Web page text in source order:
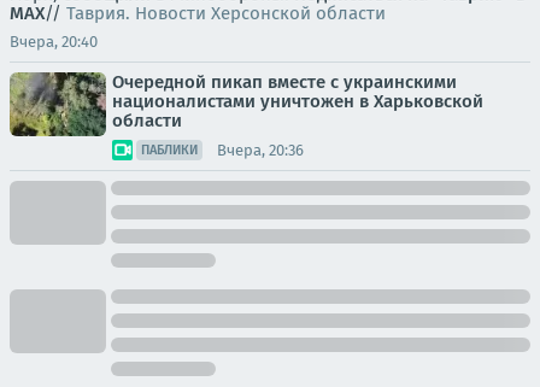
MAX// Таврия. Новости Херсонской области
Вчера, 20:40
Очередной пикап вместе с украинскими
националистами уничтожен в Харьковской
области
ПАБЛИКИ Вчера, 20:36